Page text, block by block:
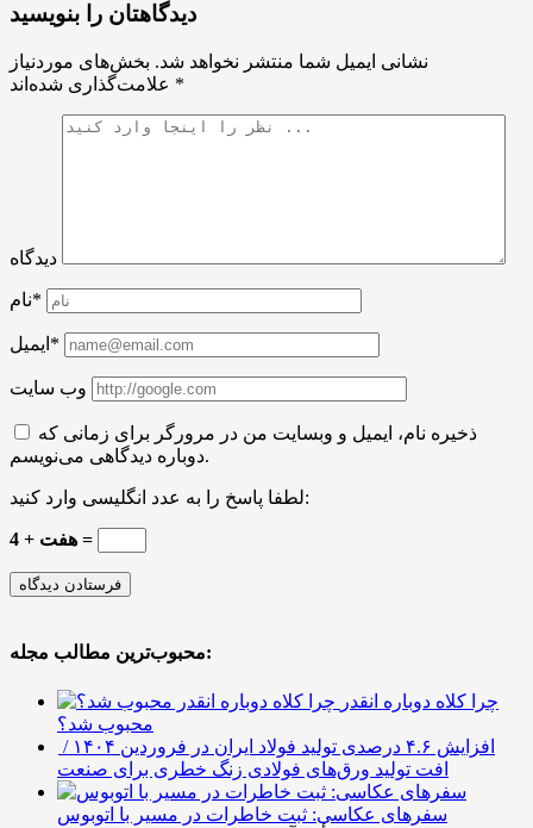
دیدگاهتان را بنویسید
نشانی ایمیل شما منتشر نخواهد شد. بخش‌های موردنیاز
*
دیدگاه
نام*
ایمیل*
وب سایت
ذخیره نام، ایمیل و وبسایت من در مرورگر برای زمانی که
دوباره دیدگاهی می‌نویسم.
لطفا پاسخ را به عدد انگلیسی وارد کنید:
هفت + 4 =
محبوب‌ترین مطالب مجله:
چرا کلاه دوباره انقدر
محبوب شد؟
افزایش ۴.۶ درصدی تولید فولاد ایران در فروردین ۱۴۰۴ /
افت تولید ورق‌های فولادی زنگ خطری برای صنعت
سفرهای عکاسی: ثبت خاطرات در مسیر با اتوبوس